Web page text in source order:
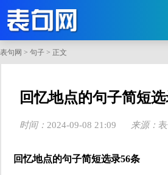
表句网 > 句子 > 正文
回忆地点的句子简短
时间： 2024-09-08 21:09 来源：
回忆地点的句子简短选录56条